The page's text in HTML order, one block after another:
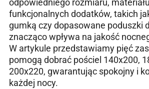
odpowiedniego rozmiaru,
funkcjonalnych dodatków, takich
gumką czy dopasowane poduszki
znacząco wpływa na jakość
W artykule przedstawiamy pięć
pomogą dobrać pościel 140x200,
200x220, gwarantując spokojny i
każdej nocy.